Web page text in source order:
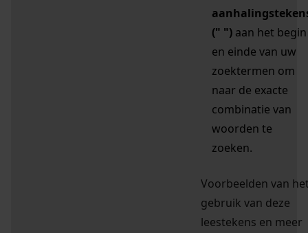
(" ") aan het begin
en einde van uw
zoektermen om
naar de exacte
combinatie van
woorden te
zoeken.
Voorbeelden van
gebruik van deze
leestekens en meer